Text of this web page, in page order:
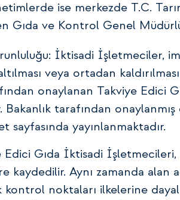
ise merkezde T.C.
Gıda ve Kontrol Genel
İktisadi İşletmeciler,
veya ortadan
onaylanan Takviye Edici
tarafından
sayfasında yayınlanmaktadır.
Edici Gıda İktisadi
kaydedilir. Aynı zamanda alan
noktaları ilkelerine